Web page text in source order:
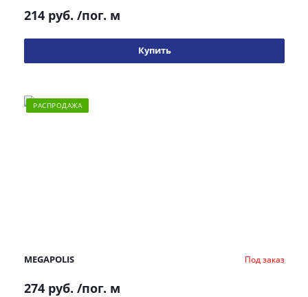
214 руб. /пог. м
Купить
РАСПРОДАЖА
MEGAPOLIS Под заказ
274 руб. /пог. м